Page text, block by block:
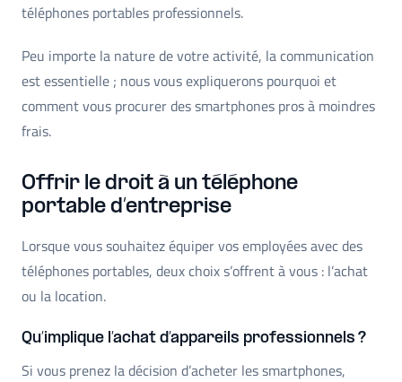
téléphones portables professionnels.
Peu importe la nature de votre activité, la communication
est essentielle ; nous vous expliquerons pourquoi et
comment vous procurer des smartphones pros à moindres
frais.
Offrir le droit à un téléphone
portable d’entreprise
Lorsque vous souhaitez équiper vos employées avec des
téléphones portables, deux choix s’offrent à vous : l’achat
ou la location.
Qu’implique l’achat d’appareils professionnels ?
Si vous prenez la décision d’acheter les smartphones,